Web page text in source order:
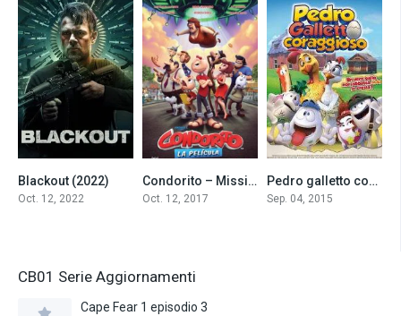
Blackout (2022)
Oct. 12, 2022
5.2Condorito – Missione spaziale (2017)
Oct. 12, 2017
5.8Pedro galletto coraggioso (2015)
Sep. 04, 2015
CB01 Serie Aggiornamenti
Cape Fear 1 episodio 3